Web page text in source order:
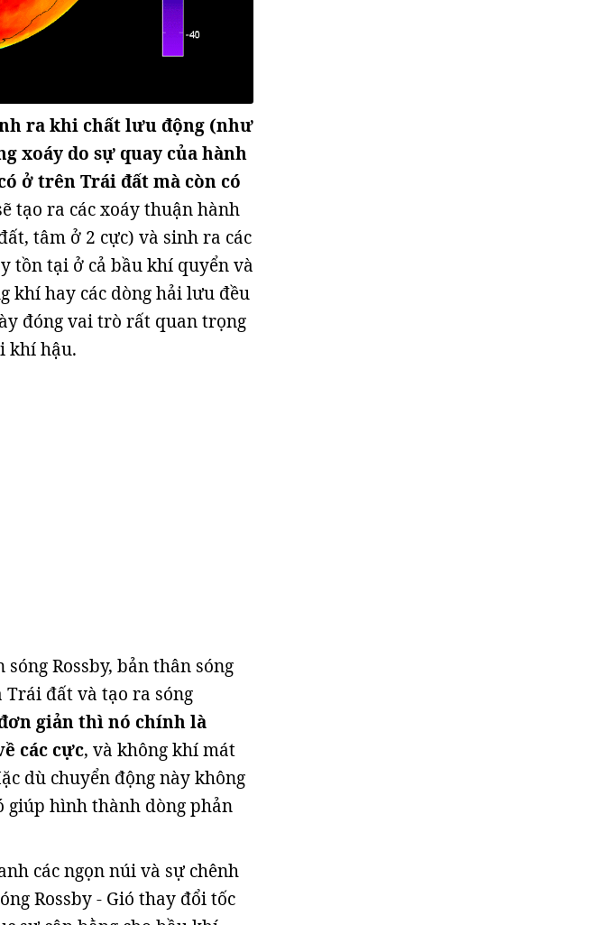
ra khi chất lưu động (như
xoáy do sự quay của hành
ở trên Trái đất mà còn có
tạo ra các xoáy thuận hành
tâm ở 2 cực) và sinh ra các
tồn tại ở cả bầu khí quyển và
khí hay các dòng hải lưu đều
đóng vai trò rất quan trọng
khí hậu.
Rossby, bản thân sóng
Trái đất và tạo ra sóng
giản thì nó chính là
các cực, và không khí mát
dù chuyển động này không
giúp hình thành dòng phản
các ngọn núi và sự chênh
Rossby - Gió thay đổi tốc